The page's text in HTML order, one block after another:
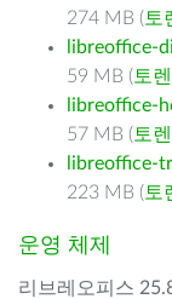
274 MB ( 토
libreoffice-
59 MB ( 토
libreoffice-
57 MB ( 토
libreoffice-
223 MB ( 토
운영 체제
리브레오피스